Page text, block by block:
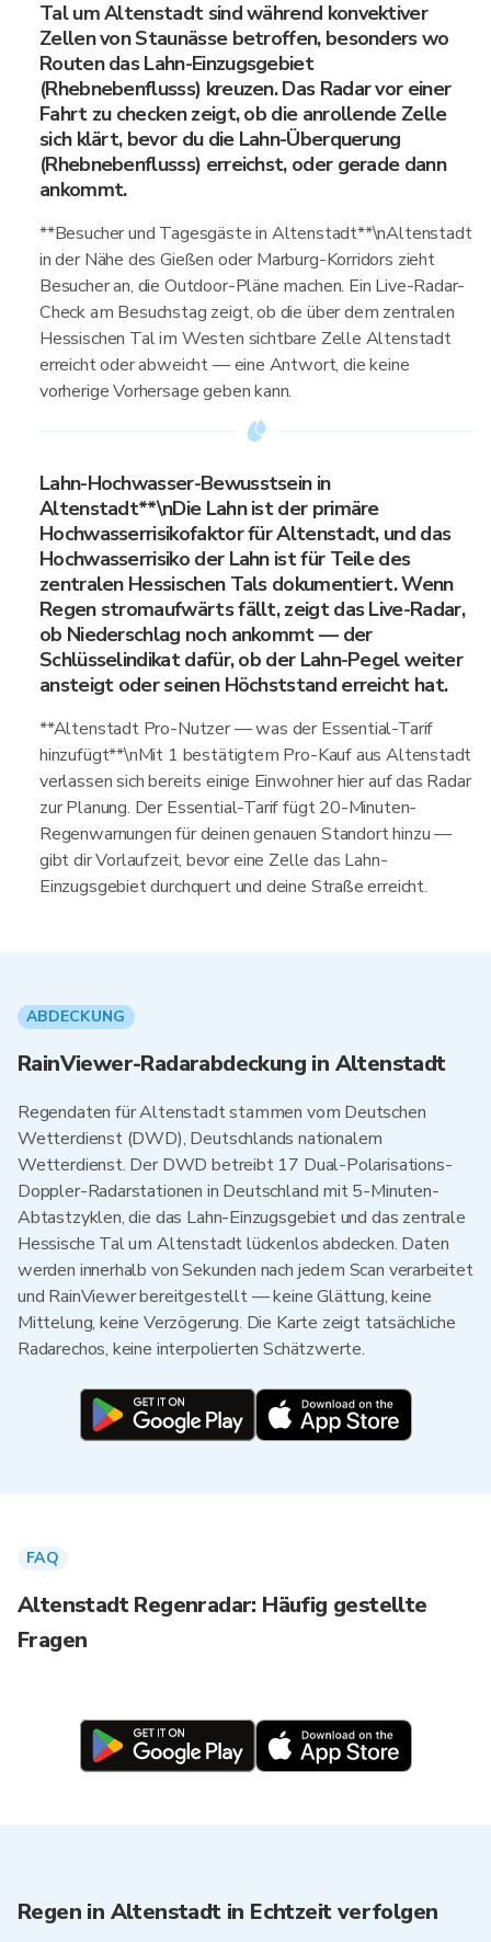
Tal um Altenstadt sind während konvektiver
Zellen von Staunässe betroffen, besonders wo
Routen das Lahn-Einzugsgebiet
(Rhebnebenflusss) kreuzen. Das Radar vor einer
Fahrt zu checken zeigt, ob die anrollende Zelle
sich klärt, bevor du die Lahn-Überquerung
(Rhebnebenflusss) erreichst, oder gerade dann
ankommt.
**Besucher und Tagesgäste in Altenstadt**\nAltenstadt
in der Nähe des Gießen oder Marburg-Korridors zieht
Besucher an, die Outdoor-Pläne machen. Ein Live-Radar-
Check am Besuchstag zeigt, ob die über dem zentralen
Hessischen Tal im Westen sichtbare Zelle Altenstadt
erreicht oder abweicht — eine Antwort, die keine
vorherige Vorhersage geben kann.
Lahn-Hochwasser-Bewusstsein in
Altenstadt**\nDie Lahn ist der primäre
Hochwasserrisikofaktor für Altenstadt, und das
Hochwasserrisiko der Lahn ist für Teile des
zentralen Hessischen Tals dokumentiert. Wenn
Regen stromaufwärts fällt, zeigt das Live-Radar,
ob Niederschlag noch ankommt — der
Schlüsselindikat dafür, ob der Lahn-Pegel weiter
ansteigt oder seinen Höchststand erreicht hat.
**Altenstadt Pro-Nutzer — was der Essential-Tarif
hinzufügt**\nMit 1 bestätigtem Pro-Kauf aus Altenstadt
verlassen sich bereits einige Einwohner hier auf das Radar
zur Planung. Der Essential-Tarif fügt 20-Minuten-
Regenwarnungen für deinen genauen Standort hinzu —
gibt dir Vorlaufzeit, bevor eine Zelle das Lahn-
Einzugsgebiet durchquert und deine Straße erreicht.
ABDECKUNG
RainViewer-Radarabdeckung in Altenstadt
Regendaten für Altenstadt stammen vom Deutschen
Wetterdienst (DWD), Deutschlands nationalem
Wetterdienst. Der DWD betreibt 17 Dual-Polarisations-
Doppler-Radarstationen in Deutschland mit 5-Minuten-
Abtastzyklen, die das Lahn-Einzugsgebiet und das zentrale
Hessische Tal um Altenstadt lückenlos abdecken. Daten
werden innerhalb von Sekunden nach jedem Scan verarbeitet
und RainViewer bereitgestellt — keine Glättung, keine
Mittelung, keine Verzögerung. Die Karte zeigt tatsächliche
Radarechos, keine interpolierten Schätzwerte.
FAQ
Altenstadt Regenradar: Häufig gestellte
Fragen
Regen in Altenstadt in Echtzeit verfolgen